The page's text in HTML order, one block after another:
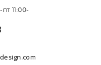
11:00-